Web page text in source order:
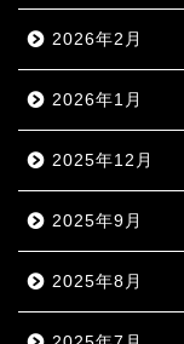
2026年2月
2026年1月
2025年12月
2025年9月
2025年8月